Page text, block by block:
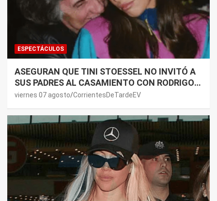
ESPECTÁCULOS
ASEGURAN QUE TINI STOESSEL NO INVITÓ A
SUS PADRES AL CASAMIENTO CON RODRIGO
DE PAUL: LOS MOTIVOS
viernes 07 agosto CorrientesDeTardeEV